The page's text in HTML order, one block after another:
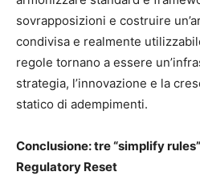
sovrapposizioni e costruire
condivisa e realmente
regole tornano a essere
strategia, l’innovazione e la
statico di adempimenti.
Conclusione: tre “simplify
Regulatory Reset